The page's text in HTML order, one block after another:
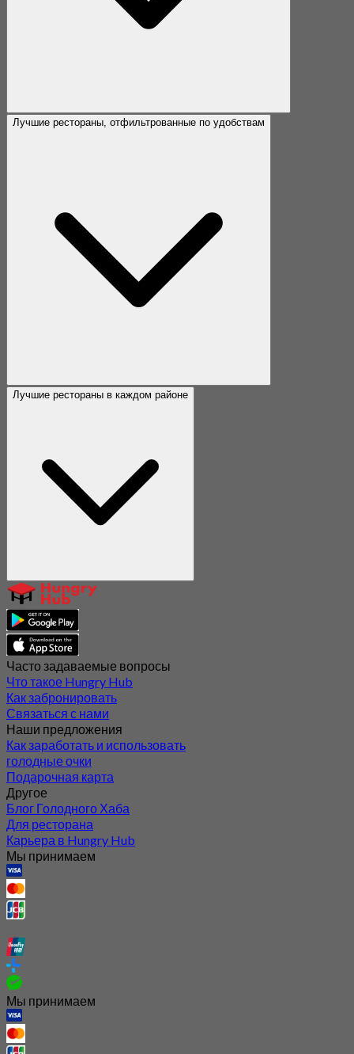
Лучшие рестораны, отфильтрованные по удобствам
Лучшие рестораны в каждом районе
Часто задаваемые вопросы
Что такое Hungry Hub
Как забронировать
Связаться с нами
Наши предложения
Как заработать и использовать
голодные очки
Подарочная карта
Другое
Блог Голодного Хаба
Для ресторана
Карьера в Hungry Hub
Мы принимаем
Мы принимаем